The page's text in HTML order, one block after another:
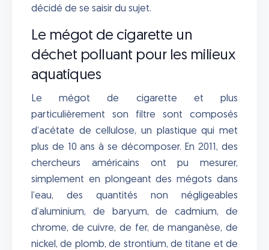
décidé de se saisir du sujet.
Le mégot de cigarette un
déchet polluant pour les milieux
aquatiques
Le mégot de cigarette et plus
particulièrement son filtre sont composés
d’acétate de cellulose, un plastique qui met
plus de 10 ans à se décomposer. En 2011, des
chercheurs américains ont pu mesurer,
simplement en plongeant des mégots dans
l’eau, des quantités non négligeables
d’aluminium, de baryum, de cadmium, de
chrome, de cuivre, de fer, de manganèse, de
nickel, de plomb, de strontium, de titane et de